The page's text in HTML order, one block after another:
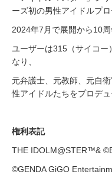
ーズ初の男性アイドルプ
2024年7月で展開から10周
ユーザーは315（サイコー
なり、
元弁護士、元教師、元自
性アイドルたちをプロデュ
権利表記
THE IDOLM@STER™&
©GENDA GiGO